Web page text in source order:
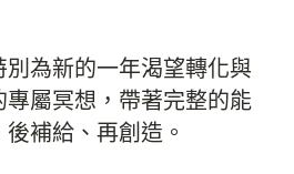
為新的一年渴望轉化與
專屬冥想，帶著完整的能
補給、再創造。